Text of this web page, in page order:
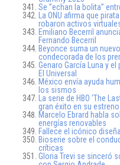
Se ”echan la bolita”
La ONU afirma que
robaron activos
Emiliano Becerril
Fernando Becerril
Beyonce suma un
condecorada de los
Genaro García Luna y
El Universal
México envía ayuda
los sismos
La serie de HBO ‘The
gran éxito en su estreno
Marcelo Ebrard habla
energías renovables
Fallece el icónico
Bioserie sobre el
críticas
Gloria Trevi se sinceró